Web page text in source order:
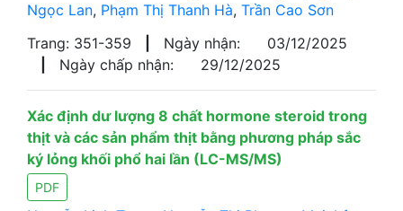
Ngọc Lan, Phạm Thị Thanh Hà, Trần Cao Sơn
Trang: 351-359
Ngày nhận:
03/12/2025
Ngày chấp nhận: 29/12/2025
Xác định dư lượng 8 chất hormone steroid trong
thịt và các sản phẩm thịt bằng phương pháp sắc
ký lỏng khối phổ hai lần (LC-MS/MS)
PDF